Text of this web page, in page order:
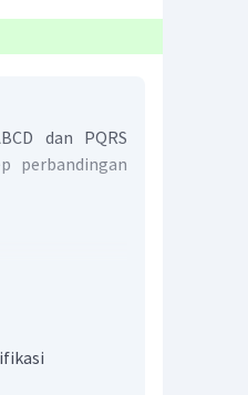
dan PQRS
perbandingan